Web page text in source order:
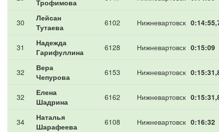
Трофимова
30
Лейсан
Тутаева
6102 Нижневартовск
31
Надежда
Гарифуллина
6128 Нижневартовск 0:15:09
32
Вера
Чепурова
6153 Нижневартовск
32
Елена
Шадрина
6162 Нижневартовск
34
Наталья
Шарафеева
6108 Нижневартовск 0:16:32